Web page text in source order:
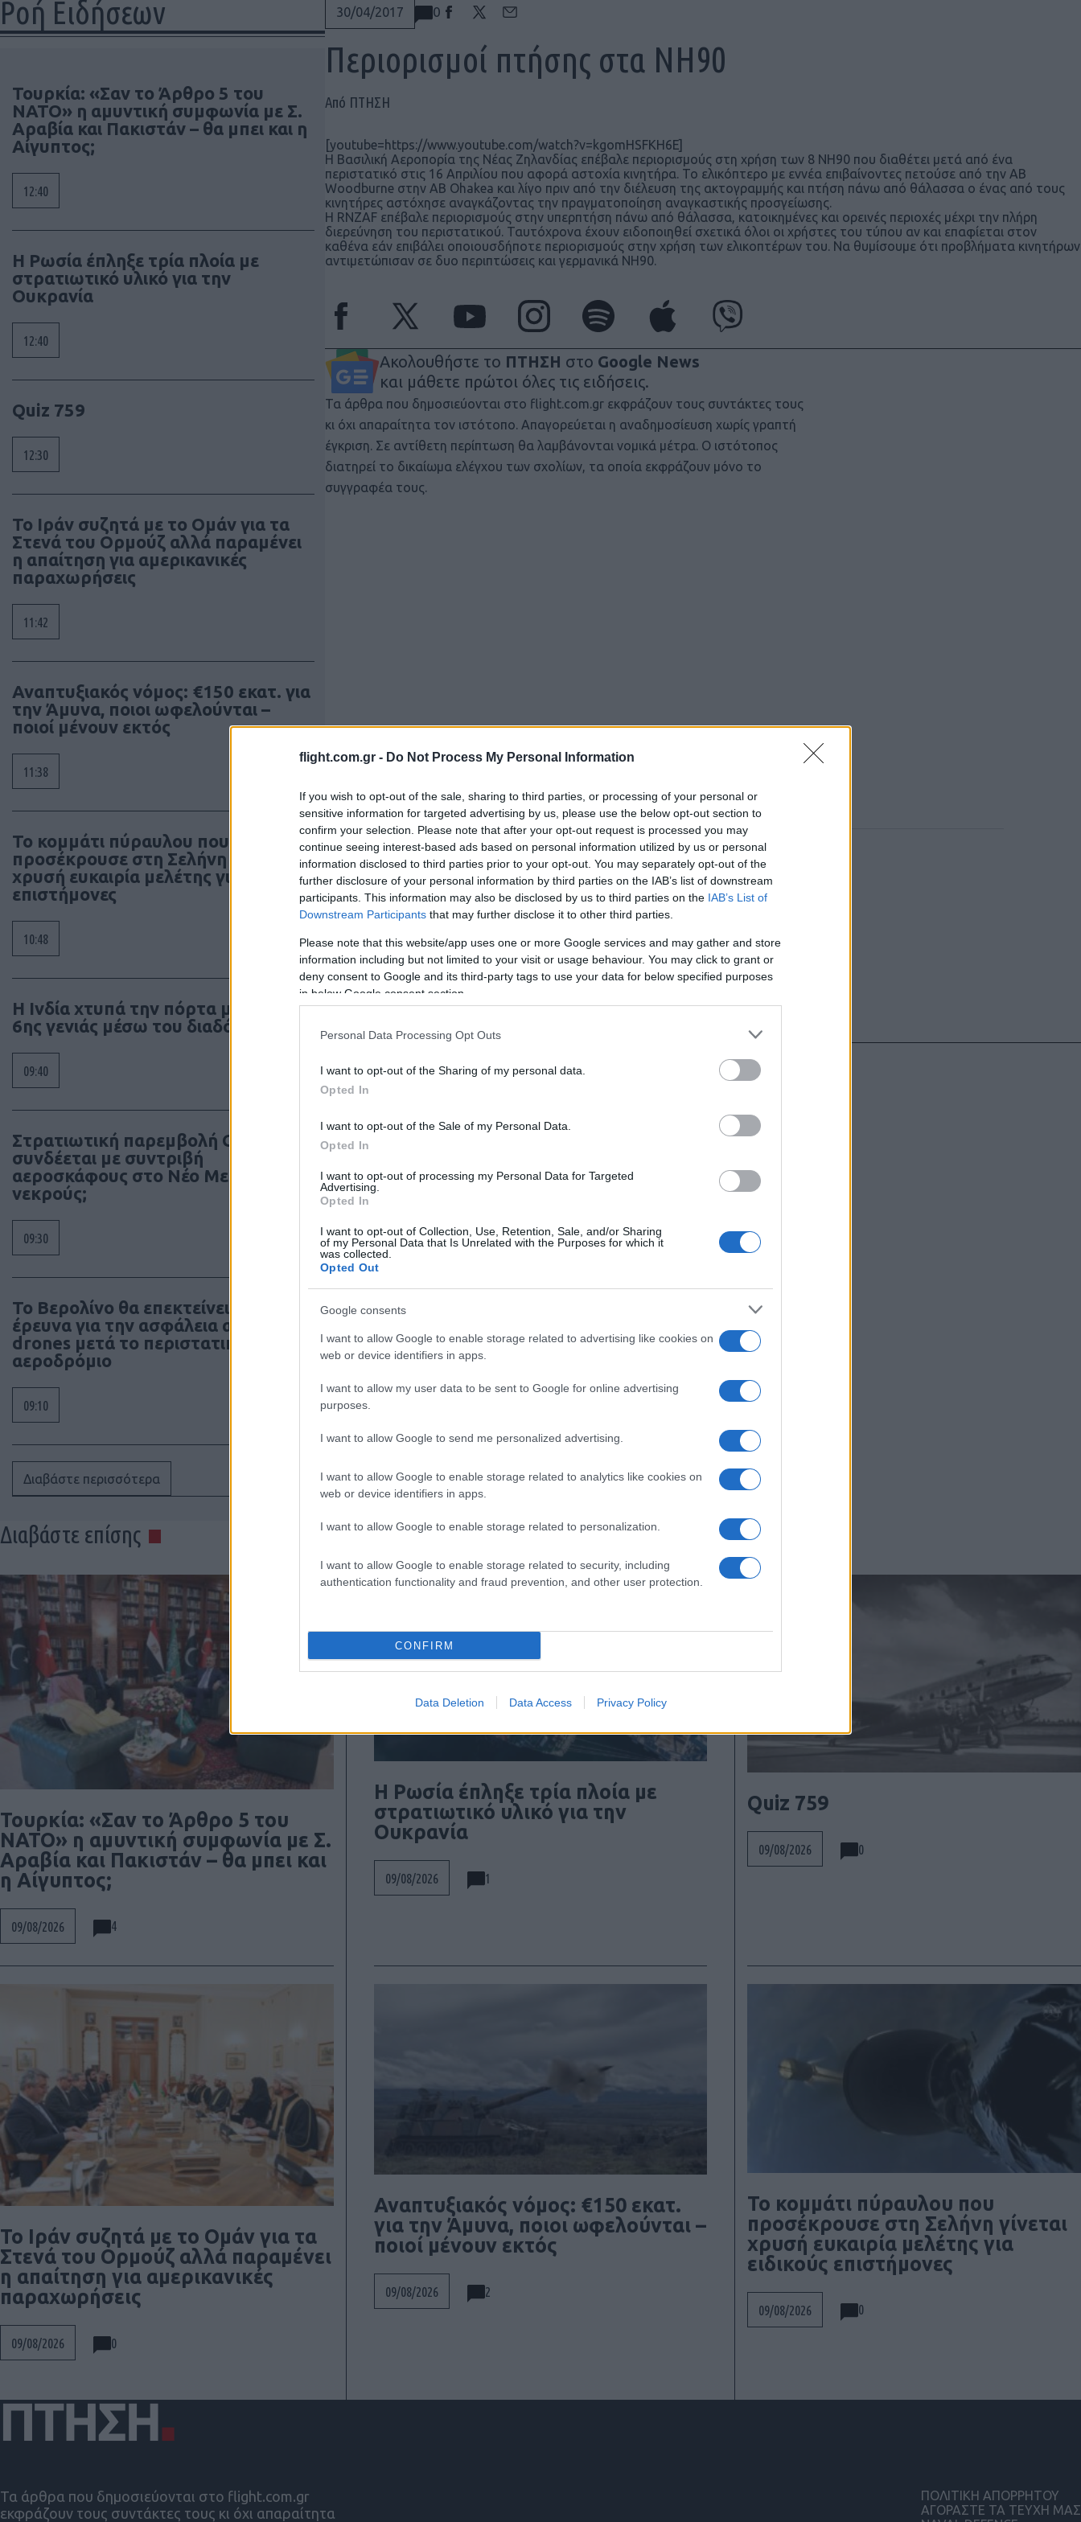
flight.com.gr - Do Not Process My Personal Information
If you wish to opt-out of the sale, sharing to third parties, or processing of your personal or
sensitive information for targeted advertising by us, please use the below opt-out section to
confirm your selection. Please note that after your opt-out request is processed you may
continue seeing interest-based ads based on personal information utilized by us or personal
information disclosed to third parties prior to your opt-out. You may separately opt-out of the
further disclosure of your personal information by third parties on the IAB’s list of downstream
participants. This information may also be disclosed by us to third parties on the IAB’s List of
Downstream Participants that may further disclose it to other third parties.
Please note that this website/app uses one or more Google services and may gather and store
information including but not limited to your visit or usage behaviour. You may click to grant or
deny consent to Google and its third-party tags to use your data for below specified purposes
in below Google consent section.
Personal Data Processing Opt Outs
I want to opt-out of the Sharing of my personal data.
Opted In
I want to opt-out of the Sale of my Personal Data.
Opted In
I want to opt-out of processing my Personal Data for Targeted
Advertising.
Opted In
I want to opt-out of Collection, Use, Retention, Sale, and/or Sharing
of my Personal Data that Is Unrelated with the Purposes for which it
was collected.
Opted Out
Google consents
I want to allow Google to enable storage related to advertising like cookies on
web or device identifiers in apps.
I want to allow my user data to be sent to Google for online advertising
purposes.
I want to allow Google to send me personalized advertising.
I want to allow Google to enable storage related to analytics like cookies on
web or device identifiers in apps.
I want to allow Google to enable storage related to personalization.
I want to allow Google to enable storage related to security, including
authentication functionality and fraud prevention, and other user protection.
CONFIRM
Data Deletion Data Access Privacy Policy
Ροή Ειδήσεων
Τουρκία: «Σαν το Άρθρο 5 του
ΝΑΤΟ» η αμυντική συμφωνία με Σ.
Αραβία και Πακιστάν – θα μπει και η
Αίγυπτος;
12:40
Η Ρωσία έπληξε τρία πλοία με
στρατιωτικό υλικό για την
Ουκρανία
12:40
Quiz 759
12:30
To Ιράν συζητά με το Ομάν για τα
Στενά του Ορμούζ αλλά παραμένει
η απαίτηση για αμερικανικές
παραχωρήσεις
11:42
Αναπτυξιακός νόμος: €150 εκατ. για
την Άμυνα, ποιοι ωφελούνται –
ποιοί μένουν εκτός
11:38
Το κομμάτι πύραυλου που
προσέκρουσε στη Σελήνη γίνεται
χρυσή ευκαιρία μελέτης για ειδικούς
επιστήμονες
10:48
Η Ινδία χτυπά την πόρτα μαχητού
6ης γενιάς μέσω του διαδόχου FCAS
09:40
Στρατιωτική παρεμβολή GPS
συνδέεται με συντριβή
αεροσκάφους στο Νέο Μεξικό με 4
νεκρούς;
09:30
Το Βερολίνο θα επεκτείνει την
έρευνα για την ασφάλεια από τα
drones μετά το περιστατικό σε
αεροδρόμιο
09:10
Διαβάστε περισσότερα
30/04/2017 0
Περιορισμοί πτήσης στα NH90
Από ΠΤΗΣΗ
[youtube=https://www.youtube.com/watch?v=kgomHSFKH6E]
Η Βασιλική Αεροπορία της Νέας Ζηλανδίας επέβαλε περιορισμούς στη χρήση των 8 NH90 που διαθέτει μετά από ένα
περιστατικό στις 16 Απριλίου που αφορά αστοχία κινητήρα. Το ελικόπτερο με εννέα επιβαίνοντες πετούσε από την ΑΒ
Woodburne στην AB Ohakea και λίγο πριν από την διέλευση της ακτογραμμής και πτήση πάνω από θάλασσα ο ένας από τους
κινητήρες αστόχησε αναγκάζοντας την πραγματοποίηση αναγκαστικής προσγείωσης.
Η RNZAF επέβαλε περιορισμούς στην υπερπτήση πάνω από θάλασσα, κατοικημένες και ορεινές περιοχές μέχρι την πλήρη
διερεύνηση του περιστατικού. Ταυτόχρονα έχουν ειδοποιηθεί σχετικά όλοι οι χρήστες του τύπου αν και επαφίεται στον
καθένα εάν επιβάλει οποιουσδήποτε περιορισμούς στην χρήση των ελικοπτέρων του. Να θυμίσουμε ότι προβλήματα κινητήρων
αντιμετώπισαν σε δυο περιπτώσεις και γερμανικά NH90.
Ακολουθήστε το ΠΤΗΣΗ στο Google News
και μάθετε πρώτοι όλες τις ειδήσεις.
Τα άρθρα που δημοσιεύονται στο flight.com.gr εκφράζουν τους συντάκτες τους
κι όχι απαραίτητα τον ιστότοπο. Απαγορεύεται η αναδημοσίευση χωρίς γραπτή
έγκριση. Σε αντίθετη περίπτωση θα λαμβάνονται νομικά μέτρα. Ο ιστότοπος
διατηρεί το δικαίωμα ελέγχου των σχολίων, τα οποία εκφράζουν μόνο το
συγγραφέα τους.
Login
Please login to comment
0COMMENTS
Διαβάστε επίσης
Τουρκία: «Σαν το Άρθρο 5 του
ΝΑΤΟ» η αμυντική συμφωνία με Σ.
Αραβία και Πακιστάν – θα μπει και
η Αίγυπτος;
09/08/2026 4
Η Ρωσία έπληξε τρία πλοία με
στρατιωτικό υλικό για την
Ουκρανία
09/08/2026 1
Quiz 759
09/08/2026 0
To Ιράν συζητά με το Ομάν για τα
Στενά του Ορμούζ αλλά παραμένει
η απαίτηση για αμερικανικές
παραχωρήσεις
09/08/2026 0
Αναπτυξιακός νόμος: €150 εκατ.
για την Άμυνα, ποιοι ωφελούνται –
ποιοί μένουν εκτός
09/08/2026 2
Το κομμάτι πύραυλου που
προσέκρουσε στη Σελήνη γίνεται
χρυσή ευκαιρία μελέτης για
ειδικούς επιστήμονες
09/08/2026 0
Τα άρθρα που δημοσιεύονται στο flight.com.gr
εκφράζουν τους συντάκτες τους κι όχι απαραίτητα
ΠΟΛΙΤΙΚΗ ΑΠΟΡΡΗΤΟΥ
ΑΓΟΡΑΣΤΕ ΤΑ ΤΕΥΧΗ ΜΑΣ